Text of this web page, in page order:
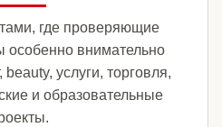
где проверяющие
особенно внимательно
услуги, торговля,
и образовательные